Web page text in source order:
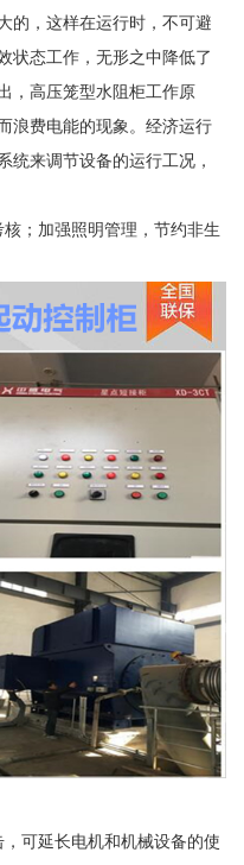
的，这样在运行时，不可避
状态工作，无形之中降低了
，高压笼型水阻柜工作原
浪费电能的现象。经济运行
统来调节设备的运行工况，
；加强照明管理，节约非生
可延长电机和机械设备的使